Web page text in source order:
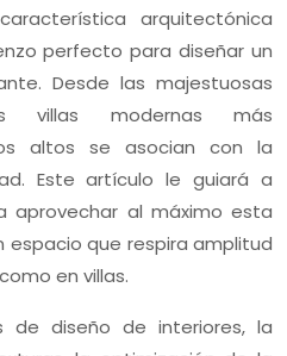
arquitectónica
perfecto para diseñar un
Desde las majestuosas
villas modernas más
altos se asocian con la
Este artículo le guiará a
aprovechar al máximo esta
que respira amplitud
en villas.
de diseño de interiores, la